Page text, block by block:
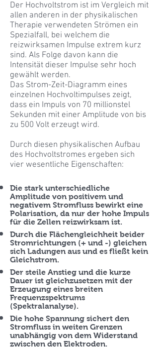
Der Hochvoltstrom ist im Vergleich mit
allen anderen in der physikalischen
Therapie verwendeten Strömen ein
Spezialfall, bei welchem die
reizwirksamen Impulse extrem kurz
sind. Als Folge davon kann die
Intensität dieser Impulse sehr hoch
gewählt werden.
Das Strom-Zeit-Diagramm eines
einzelnen Hochvoltimpulses zeigt,
dass ein Impuls von 70 millionstel
Sekunden mit einer Amplitude von bis
zu 500 Volt erzeugt wird.
Durch diesen physikalischen Aufbau
des Hochvoltstromes ergeben sich
vier wesentliche Eigenschaften:
Die stark unterschiedliche
Amplitude von positivem und
negativem Stromfluss bewirkt eine
Polarisation, da nur der hohe Impuls
für die Zellen reizwirksam ist.
Durch die Flächengleichheit beider
Stromrichtungen (+ und -) gleichen
sich Ladungen aus und es fließt kein
Gleichstrom.
Der steile Anstieg und die kurze
Dauer ist gleichzusetzen mit der
Erzeugung eines breiten
Frequenzspektrums
(Spektralanalyse).
Die hohe Spannung sichert den
Stromfluss in weiten Grenzen
unabhängig von dem Widerstand
zwischen den Elektroden.